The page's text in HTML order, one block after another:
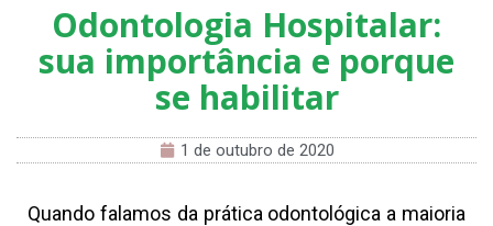
Odontologia Hospitalar:
sua importância e porque
se habilitar
1 de outubro de 2020
Quando falamos da prática odontológica a maioria